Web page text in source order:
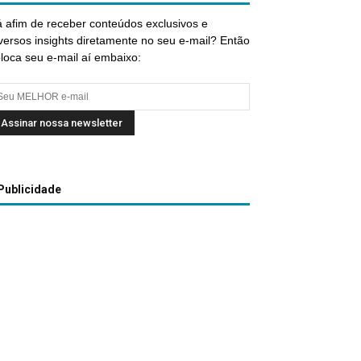
afim de receber conteúdos exclusivos e
insights diretamente no seu e-mail? Então
seu e-mail aí embaixo: